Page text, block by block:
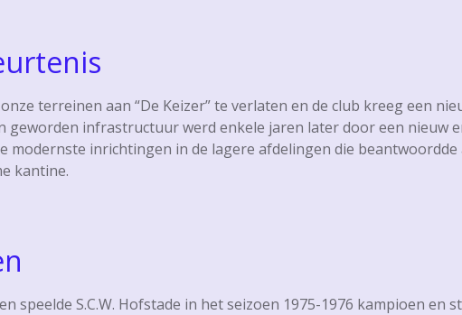
terreinen aan “De Keizer” te verlaten en de club kreeg een
geworden infrastructuur werd enkele jaren later door een nieuw
modernste inrichtingen in de lagere afdelingen die beantwoordde
kantine.
speelde S.C.W. Hofstade in het seizoen 1975-1976 kampioen en